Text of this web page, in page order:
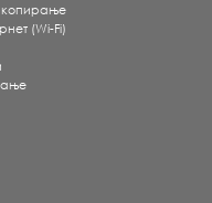
(Wi-Fi)